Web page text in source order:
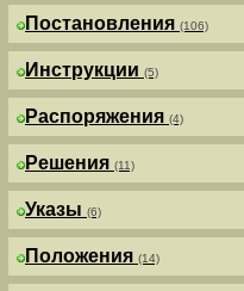
Постановления (106)
Инструкции (5)
Распоряжения (4)
Решения (11)
Указы (6)
Положения (14)